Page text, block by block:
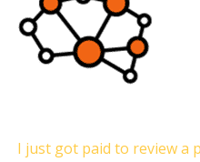
I just got paid to review a